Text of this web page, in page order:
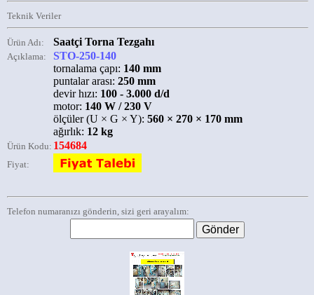
Teknik Veriler
Ürün Adı: Saatçi Torna Tezgahı
Açıklama:
STO-250-140
tornalama çapı: 140 mm
puntalar arası: 250 mm
devir hızı: 100 - 3.000 d/d
motor: 140 W / 230 V
ölçüler (U × G × Y): 560 × 270 × 170 mm
ağırlık: 12 kg
Ürün Kodu: 154684
Fiyat:
Telefon numaranızı gönderin, sizi geri arayalım: